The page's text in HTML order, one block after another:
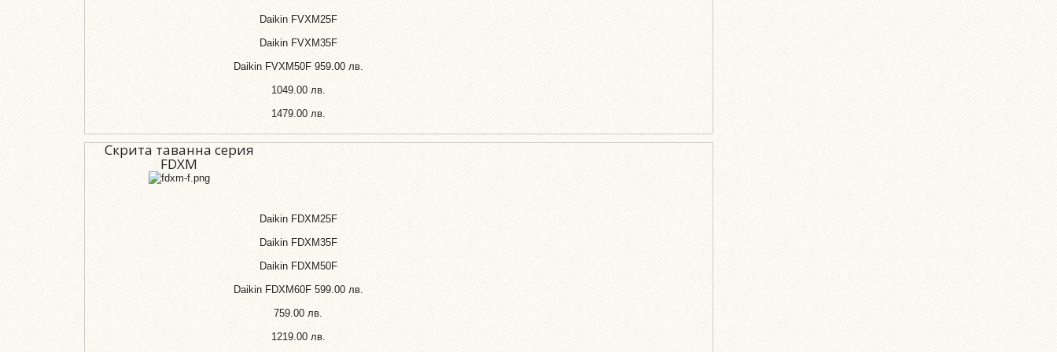
Daikin FVXM25F
Daikin FVXM35F
Daikin FVXM50F 959.00 лв.
1049.00 лв.
1479.00 лв.
Скрита таванна серия
FDXM
Daikin FDXM25F
Daikin FDXM35F
Daikin FDXM50F
Daikin FDXM60F 599.00 лв.
759.00 лв.
1219.00 лв.